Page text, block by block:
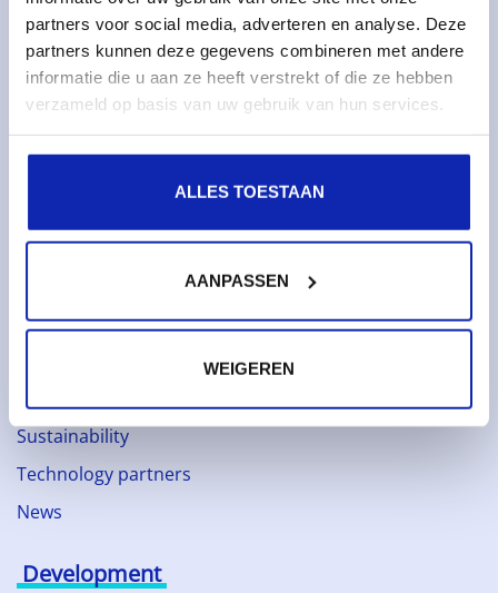
partners voor social media, adverteren en analyse. Deze
partners kunnen deze gegevens combineren met andere
informatie die u aan ze heeft verstrekt of die ze hebben
verzameld op basis van uw gebruik van hun services.
ALLES TOESTAAN
AANPASSEN
WEIGEREN
Monitoring & metrics
Cloud servers
Cloud storage
Sustainability
Technology partners
News
Development